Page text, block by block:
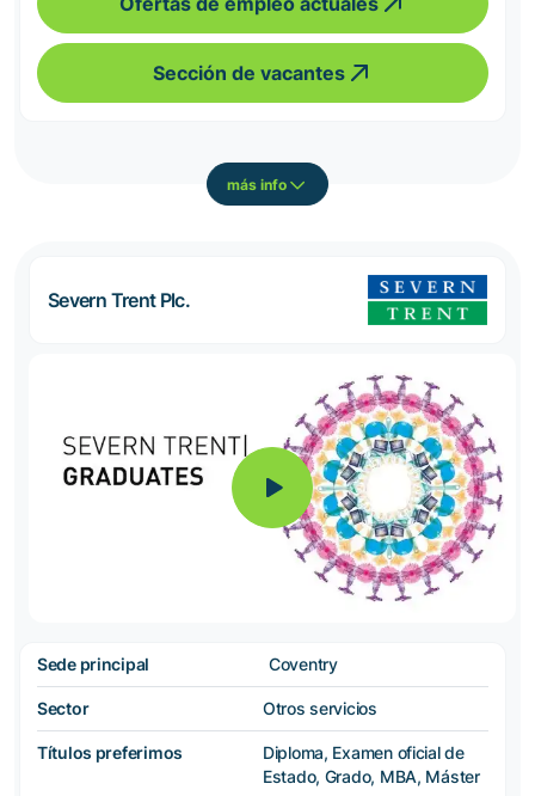
Sección de vacantes
más info
Severn Trent Plc.
Sede principal Coventry
Sector Otros servicios
Títulos preferimos
Diploma, Examen oficial de
Estado, Grado, MBA, Máster